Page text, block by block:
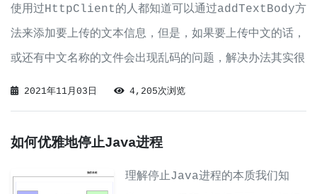
使用过HttpClient的人都知道可以通过addTextBody方
法来添加要上传的文本信息，但是，如果要上传中文的话，
或还有中文名称的文件会出现乱码的问题，解决办法其实很
简单
2021年11月03日 4,205次浏览
如何优雅地停止Java进程
理解停止Java进程的本质我们知